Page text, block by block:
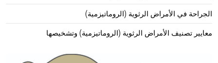
الجراحة في الأمراض الرثوية (الروماتيزمية)
معايير تصنيف الأمراض الرثوية (الروماتيزمية) وتشخيصها